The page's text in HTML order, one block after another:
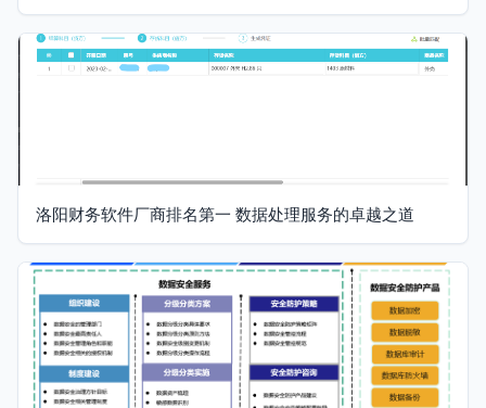
洛阳财务软件厂商排名第一 数据处理服务的卓越之道